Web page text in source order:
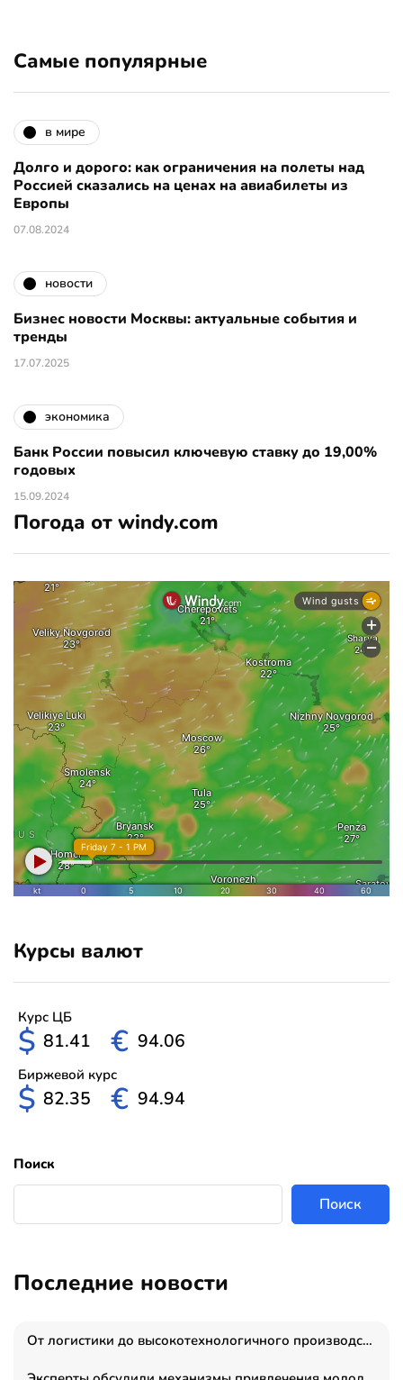
Самые популярные
в мире
Долго и дорого: как ограничения на полеты над
Россией сказались на ценах на авиабилеты из
Европы
07.08.2024
новости
Бизнес новости Москвы: актуальные события и
тренды
17.07.2025
экономика
Банк России повысил ключевую ставку до 19,00%
годовых
15.09.2024
Погода от windy.com
Курсы валют
Курс ЦБ
$ 81.41 € 94.06
Биржевой курс
$ 82.35 € 94.94
Поиск
Поиск
Последние новости
От логистики до высокотехнологичного производства: как основатель “гагаринга” выстраивает экосистему безопасности и гражданских БПЛА